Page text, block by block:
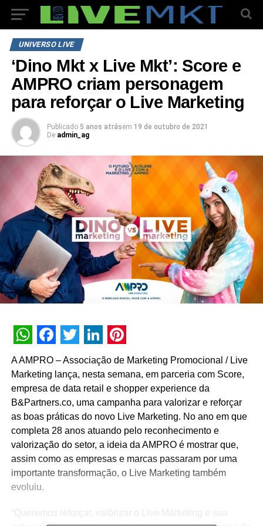
UNIVERSO LIVE
‘Dino Mkt x Live Mkt’: Score e
AMPRO criam personagem
para reforçar o Live Marketing
Publicado 5 anos atrásem 19 de outubro de 2021
De admin_ag
WhatsApp
Facebook
Twitter
LinkedIn
Pinterest
A AMPRO – Associação de Marketing Promocional / Live
Marketing lança, nesta semana, em parceria com Score,
empresa de data retail e shopper experience da
B&Partners.co, uma campanha para valorizar e reforçar
as boas práticas do novo Live Marketing. No ano em que
completa 28 anos atuando pelo reconhecimento e
valorização do setor, a ideia da AMPRO é mostrar que,
assim como as empresas e marcas passaram por uma
importante transformação, o Live Marketing também
evoluiu.
“Queremos reforçar, valorizar o Live Marketing e sua